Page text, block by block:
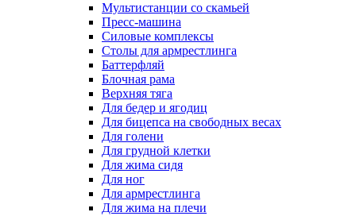
Мультистанции со скамьей
Пресс-машина
Силовые комплексы
Столы для армрестлинга
Баттерфляй
Блочная рама
Верхняя тяга
Для бедер и ягодиц
Для бицепса на свободных весах
Для голени
Для грудной клетки
Для жима сидя
Для ног
Для армрестлинга
Для жима на плечи